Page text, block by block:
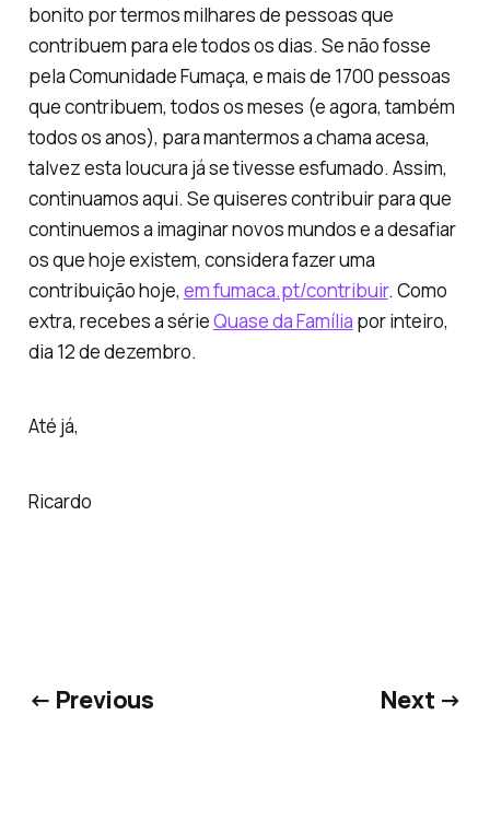
bonito por termos milhares de pessoas que
contribuem para ele todos os dias. Se não fosse
pela Comunidade Fumaça, e mais de 1700 pessoas
que contribuem, todos os meses (e agora, também
todos os anos), para mantermos a chama acesa,
talvez esta loucura já se tivesse esfumado. Assim,
continuamos aqui. Se quiseres contribuir para que
continuemos a imaginar novos mundos e a desafiar
os que hoje existem, considera fazer uma
contribuição hoje, em fumaca.pt/contribuir. Como
extra, recebes a sérieQuase da Família por inteiro,
dia 12 de dezembro.
Até já,
Ricardo
← Previous Next →